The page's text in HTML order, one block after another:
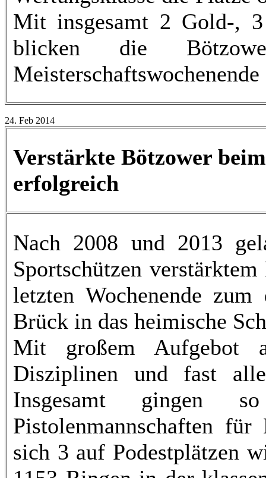
Mit insgesamt 2 Gold-,
blicken die
24. Feb 2014
Verstärkte Bötzower
erfolgreich
Nach 2008 und 2013
Sportschützen
letzten Wochenende
Brück in das heimische
Mit großem Aufgebot
Disziplinen und fast
Insgesamt gingen
Pistolenmannschaften
sich 3 auf Podestplätzen